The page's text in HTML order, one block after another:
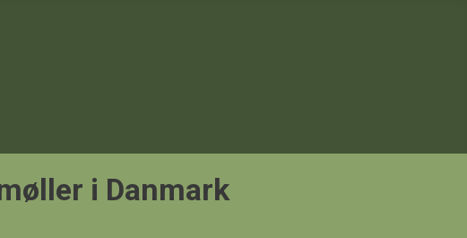
i Danmark